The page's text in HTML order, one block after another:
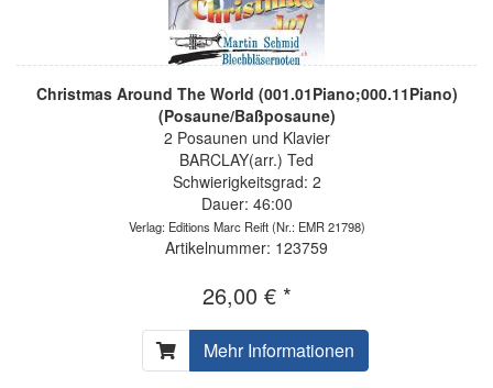
Christmas Around The World (001.01Piano;000.11Piano)
(Posaune/Baßposaune)
2 Posaunen und Klavier
BARCLAY(arr.) Ted
Schwierigkeitsgrad: 2
Dauer: 46:00
Verlag: Editions Marc Reift(Nr.: EMR 21798)
Artikelnummer: 123759
26,00 € *
Mehr Informationen